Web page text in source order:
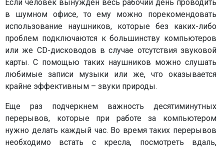
Если человек вынужден весь рабочий день проводить
в шумном офисе, то ему можно порекомендовать
использование наушников, которые без каких-либо
проблем подключаются к большинству компьютеров
или же CD-дисководов в случае отсутствия звуковой
карты. С помощью таких наушников можно слушать
любимые записи музыки или же, что оказывается
крайне эффективным – звуки природы.
Еще раз подчеркнем важность десятиминутных
перерывов, которые при работе за компьютером
нужно делать каждый час. Во время таких перерывов
необходимо встать с кресла, посмотреть вдаль,